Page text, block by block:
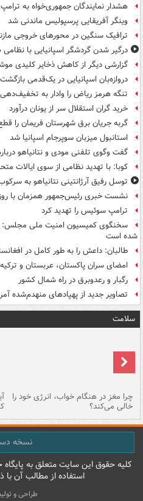
هشدار نمایندگان جمهوری‌خواه به ترامپ
وینگر آفریقایی پرسپولیس ماندنی شد
ترافیک سنگین در محورهای خروجی
درگیر شدن گردشگر اسپانیایی با
گزارشی دیگر از کاهش ذخایر کلیدی
دروازه‌بان اسپانیایی در یک‌قدمی
تنگه هرمز ریاض را وادار به
خرید گران استقلال سر از یونان درآورد
گربه جریان برق شهرستان فریمان را
استانبول میزبان سوپرجام اسپانیا شد
گفت وگوی تلفنی مودی و نتانیاهو
کوبا: با تهدید نظامی از سوی ایالات
توسل رفیق آرژانتینی نتانیاهو به
نشست خبری رئیس‌جمهور همزمان با روز
ترامپ سوئیس را تهدید کرد
سخنگوی کمیسیون امنیت ملی
شده است
طالبان: داعش را به طور کامل در
امضای سران پاکستان، عربستان و
رگبار و رعدوبرق در راه شمال کشور
تصاویر جدید از پهپادهای منهدم‌شده
سلامت
چرا مغز در هنگام خواب، انرژی خود را
خالی می‌کند؟
نسخه
کليه حقوق اين سايت متعلق به
استفاده از مطالب آن با
طراحی و